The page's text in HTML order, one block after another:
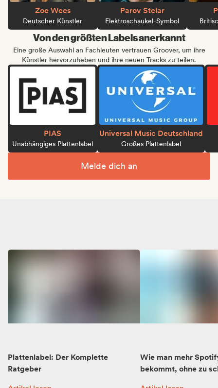
Zoe Wees
Deutscher Künstler
Parov Stelar
Elektroschaukel-Symbol
Von den größten Labels anerkannt
Eine große Auswahl an Fachleuten vertrauen Groover, um ihre
Künstler hervorzuheben und ihre neuen Tracks zu teilen.
PIAS
Unabhängiges Plattenlabel
Universal Music Deutschland
Großes Plattenlabel
Melde dich an
Plattenlabel: Der Komplette
Ratgeber
Wie man mehr
bekommt, ohne zu